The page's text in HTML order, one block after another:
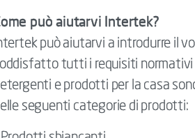
può aiutarvi Intertek?
può aiutarvi a introdurre il
tutti i requisiti normativi
e prodotti per la casa
seguenti categorie di prodotti: